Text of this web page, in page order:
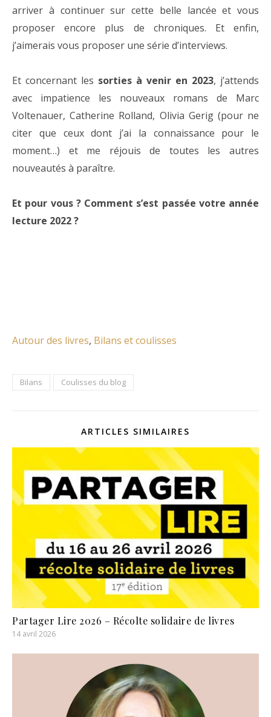
arriver à continuer sur cette belle lancée et vous
proposer encore plus de chroniques. Et enfin,
j’aimerais vous proposer une série d’interviews.
Et concernant les sorties à venir en 2023, j’attends
avec impatience les nouveaux romans de Marc
Voltenauer, Catherine Rolland, Olivia Gerig (pour ne
citer que ceux dont j’ai la connaissance pour le
moment…) et me réjouis de toutes les autres
nouveautés à paraître.
Et pour vous ? Comment s’est passée votre année
lecture 2022 ?
Autour des livres, Bilans et coulisses
Bilans Coulisses du blog
ARTICLES SIMILAIRES
Partager Lire 2026 – Récolte solidaire de livres
14 avril 2026